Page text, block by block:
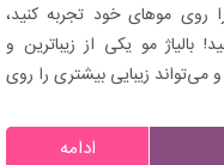
روی موهای خود تجربه کنید،
مو یکی از زیباترین و
زیبایی بیشتری را روی
ادامه